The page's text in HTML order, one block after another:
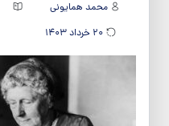
محمد همایونی
20 خرداد 1403